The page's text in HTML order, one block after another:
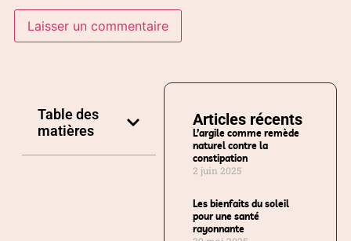
Table des
matières
Articles récents
L’argile comme remède
naturel contre la
constipation
2 juin 2025
Les bienfaits du soleil
pour une santé
rayonnante